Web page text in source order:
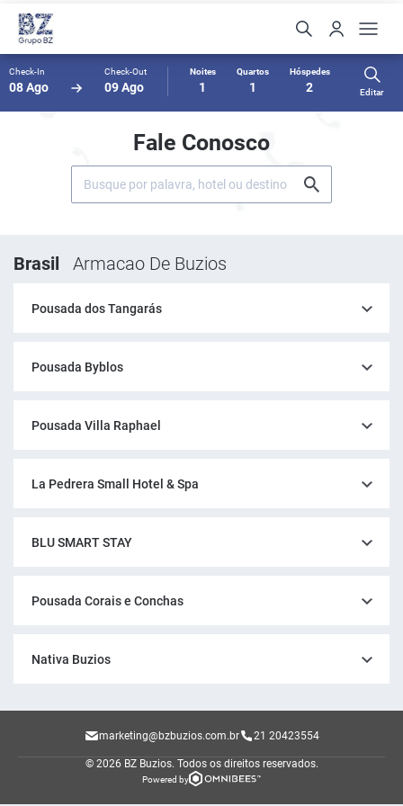
Check-In
08 Ago
Check-Out
09 Ago
Noites
1
Quartos
1
Hóspedes
2 Editar
Fale Conosco
Brasil Armacao De Buzios
Pousada dos Tangarás
Pousada Byblos
Pousada Villa Raphael
La Pedrera Small Hotel & Spa
BLU SMART STAY
Pousada Corais e Conchas
Nativa Buzios
marketing@bzbuzios.com.br 21 20423554
© 2026 BZ Buzios. Todos os direitos reservados.
Powered by